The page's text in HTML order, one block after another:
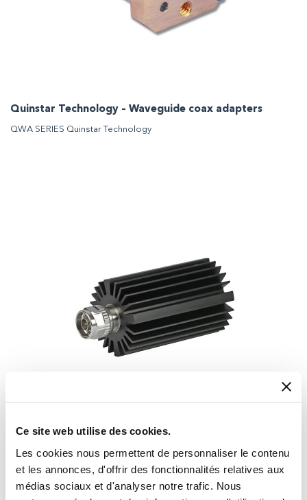
Ce site web utilise des cookies.
Les cookies nous permettent de personnaliser le contenu
et les annonces, d'offrir des fonctionnalités relatives aux
médias sociaux et d'analyser notre trafic. Nous
Quinstar Technology – Waveguide coax adapters
QWA SERIES Quinstar Technology
Terminaisons coaxiales – Radiall
Les terminaisons coaxiales Radiall offrent une excellente fiabilité de